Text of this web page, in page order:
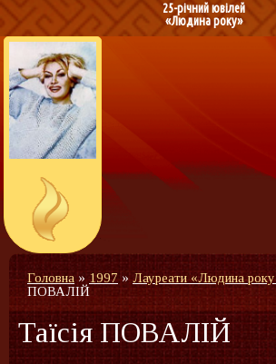
25-річний ювілей
«Людина року»
Головна »1997»Лауреати «Людина
ПОВАЛІЙ
Таїсія ПОВАЛІЙ